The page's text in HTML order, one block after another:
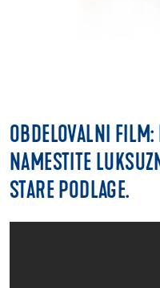
OBDELOVALNI
NAMESTITE
STARE PODLAGE.